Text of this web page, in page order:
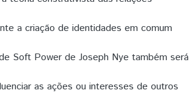
a criação de identidades em comum
Soft Power de Joseph Nye também será
as ações ou interesses de outros